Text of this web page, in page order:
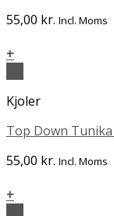
55,00 kr. Incl. Moms
+
Kjoler
Top Down
55,00 kr. Incl. Moms
+